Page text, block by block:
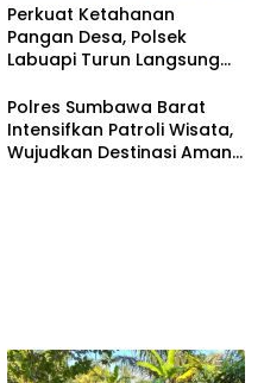
Perkuat Ketahanan
Pangan Desa, Polsek
Labuapi Turun Langsung
Polres Sumbawa Barat
Intensifkan Patroli Wisata,
Wujudkan Destinasi Aman